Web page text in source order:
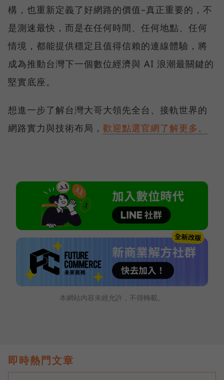
構，也重新定義了好網路的價值–真正重要的，不
是測速最快，而是在任何時間、任何地點、任何
情境，都能提供穩定且值得信賴的連線體驗，將
成為推動台灣下一個數位經濟與 AI 浪潮最關鍵的
堅實底座。
想進一步了解台灣大哥大領先全台、接軌世界的
網路實力與技術布局， 歡迎點選官網了解更多。
本網站內容未經允許，不得轉載。
即時熱門文章